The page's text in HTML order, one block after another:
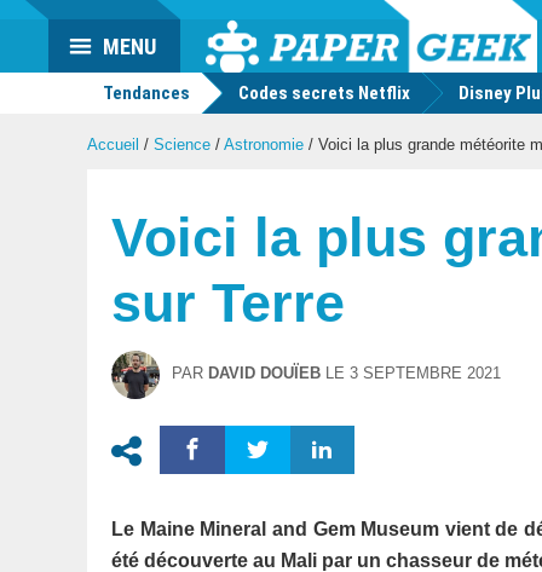
Actu
geek
MENU
Tendances Codes secrets Netflix Disney
Accueil / Science / Astronomie / Voici la plus grande météorite
Voici la plus
sur Terre
PAR DAVID DOUÏEB LE 3 SEPTEMBRE 2021
Le Maine Mineral and Gem Museum vient de
été découverte au Mali par un chasseur de